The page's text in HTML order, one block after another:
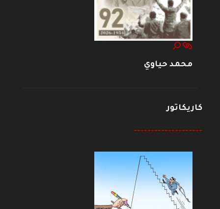
محمد حياوي
كاريكاتور
--------------------